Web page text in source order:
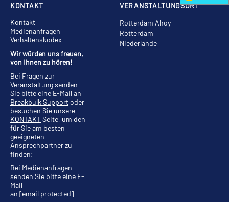
VERANSTALTUNGSORT
Rotterdam Ahoy
Rotterdam
Niederlande
KONTAKT
Kontakt
Medienanfragen
Verhaltenskodex
Wir würden uns freuen,
von Ihnen zu hören!
Bei Fragen zur
Veranstaltung senden
Sie bitte eine E-Mail an
Breakbulk Supportoder
besuchen Sie unsere
KONTAKTSeite, um den
für Sie am besten
geeigneten
Ansprechpartner zu
finden;
Bei Medienanfragen
senden Sie bitte eine E-
Mail
an [email protected]